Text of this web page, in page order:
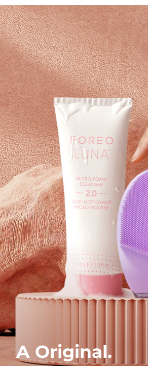
A Original.